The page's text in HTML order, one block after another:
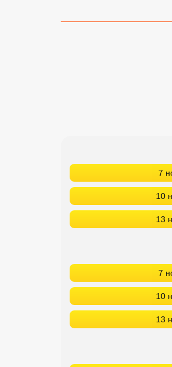
7
10
13
7
10
13
Лучшие отели 4* звезды
Недорогие отели 4*
Лучшие отели 3* звезды